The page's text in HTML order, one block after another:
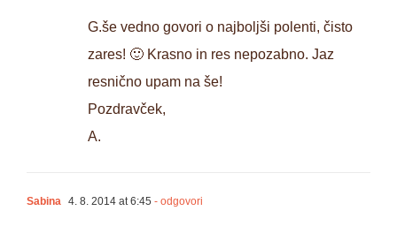
G.še vedno govori o najboljši polenti, čisto
zares! 🙂 Krasno in res nepozabno. Jaz
resnično upam na še!
Pozdravček,
A.
Sabina 4. 8. 2014 at 6:45 - odgovori